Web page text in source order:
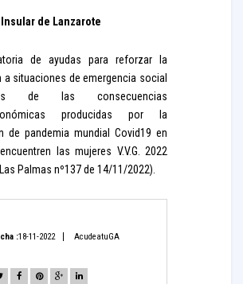
de Lanzarote
de ayudas para reforzar la
a situaciones de emergencia social
de las consecuencias
producidas por la
de pandemia mundial Covid19 en
las mujeres V.V.G. 2022
Palmas nº137 de 14/11/2022).
:18-11-2022 AcudeatuGA